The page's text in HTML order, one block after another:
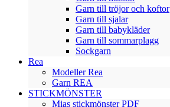
Garn till tröjor och koftor
Garn till sjalar
Garn till babykläder
Garn till sommarplagg
Sockgarn
Rea
Modeller Rea
Garn REA
STICKMÖNSTER
Mias stickmönster PDF